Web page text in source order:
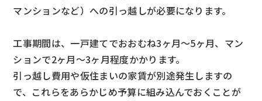
マンションなど）への引っ越しが必要になります。
工事期間は、一戸建てでおおむね3ヶ月〜5ヶ月、マン
ションで2ヶ月〜3ヶ月程度かかります。
引っ越し費用や仮住まいの家賃が別途発生しますの
で、これらをあらかじめ予算に組み込んでおくことが